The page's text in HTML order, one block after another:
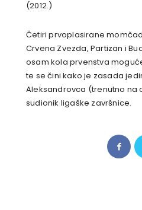
(2012.)
Četiri prvoplasirane
Crvena Zvezda, Partizan i
osam kola prvenstva
te se čini kako je zasada
Aleksandrovca (trenutno na
sudionik ligaške završnice.